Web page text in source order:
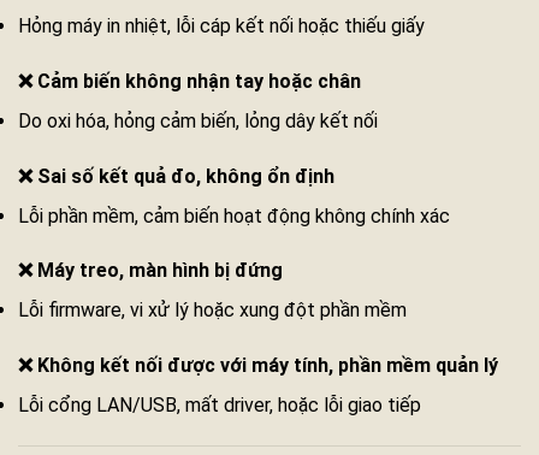
Hỏng máy in nhiệt, lỗi cáp kết nối hoặc thiếu giấy
❌ Cảm biến không nhận tay hoặc chân
Do oxi hóa, hỏng cảm biến, lỏng dây kết nối
❌ Sai số kết quả đo, không ổn định
Lỗi phần mềm, cảm biến hoạt động không chính xác
❌ Máy treo, màn hình bị đứng
Lỗi firmware, vi xử lý hoặc xung đột phần mềm
❌ Không kết nối được với máy tính, phần mềm quản lý
Lỗi cổng LAN/USB, mất driver, hoặc lỗi giao tiếp